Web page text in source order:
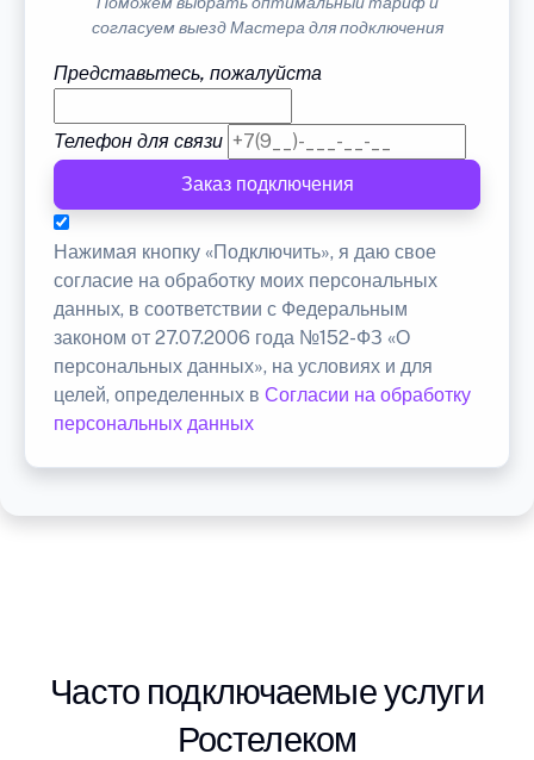
согласуем выезд Мастера для подключения
Представьтесь, пожалуйста
Телефон для связи
Заказ подключения
Нажимая кнопку «Подключить», я даю свое
согласие на обработку моих персональных
данных, в соответствии с Федеральным
законом от 27.07.2006 года №152-ФЗ «О
персональных данных», на условиях и для
целей, определенных в Согласии на обработку
персональных данных
Часто подключаемые услуги
Ростелеком